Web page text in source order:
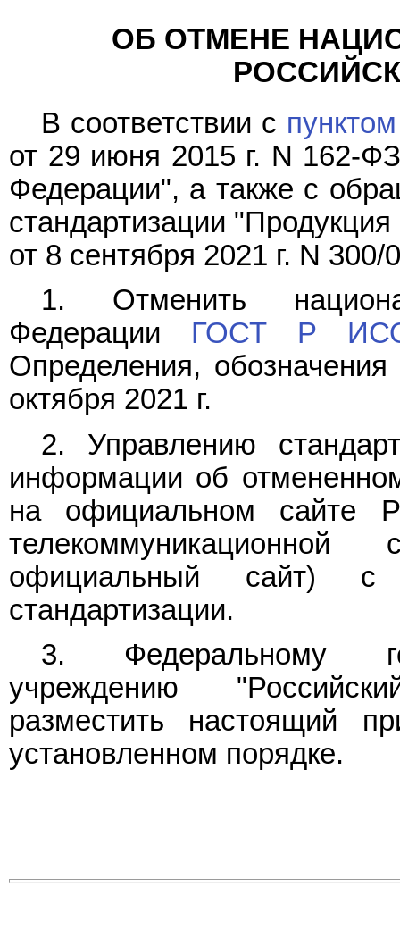
ОБ ОТМЕНЕ
В соответствии с
от 29 июня 2015 г. N 162-
Федерации", а также с
стандартизации
от 8 сентября 2021 г. N
1. Отменить
Федерации ГОСТ Р
Определения,
октября 2021 г.
2. Управлению
информации об
на официальном сайте
официальный сайт) с
стандартизации.
3. Федеральному
учреждению
разместить настоящий
установленном порядке.